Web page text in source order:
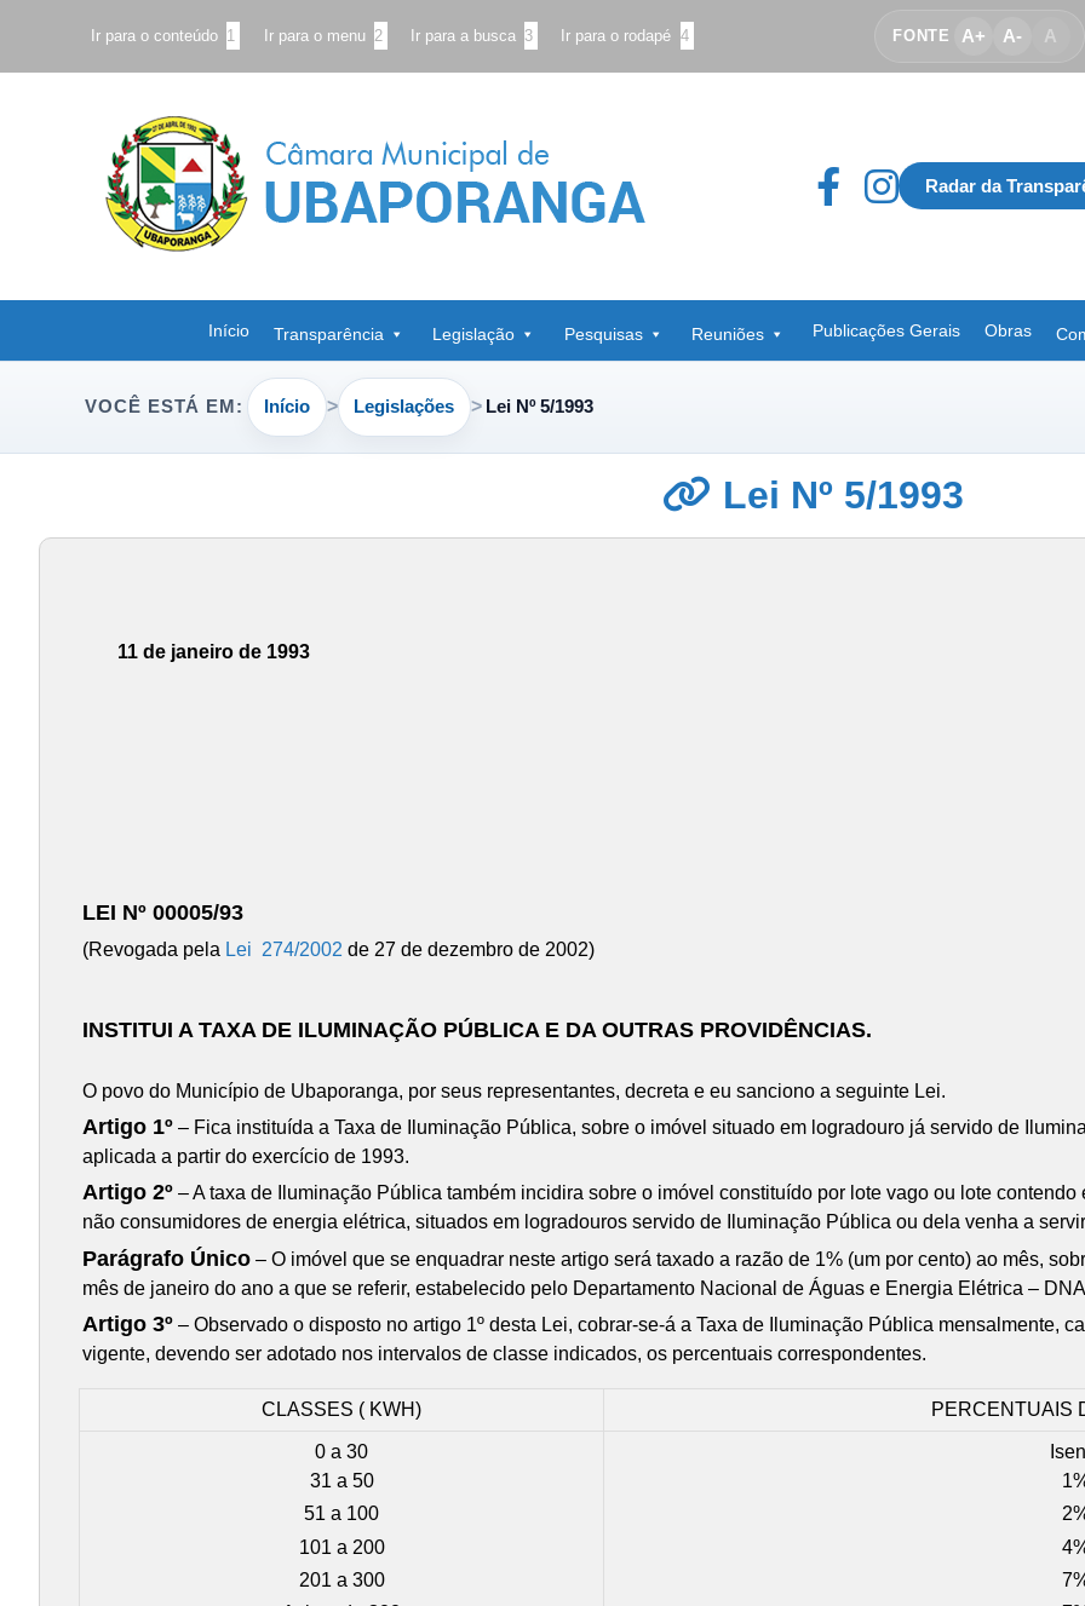
Ir para o conteúdo 1 Ir para o menu 2 Ir para a busca 3 Ir para o rodapé 4 FONTE A+ A- A
Radar da
Início Transparência Legislação Pesquisas Reuniões Publicações Gerais Obras
VOCÊ ESTÁ EM: Início Legislações Lei Nº 5/1993
Lei Nº 5/1993
11 de janeiro de 1993
LEI Nº 00005/93
(Revogada pela Lei 274/2002 de 27 de dezembro de 2002)
INSTITUI A TAXA DE ILUMINAÇÃO PÚBLICA E DA OUTRAS PROVIDÊNCIAS.
O povo do Município de Ubaporanga, por seus representantes, decreta e eu sanciono a seguinte Lei.
Artigo 1º – Fica instituída a Taxa de Iluminação Pública, sobre o imóvel situado em logradouro já servido de
aplicada a partir do exercício de 1993.
Artigo 2º – A taxa de Iluminação Pública também incidira sobre o imóvel constituído por lote vago ou lote
não consumidores de energia elétrica, situados em logradouros servido de Iluminação Pública ou dela venha a
Parágrafo Único – O imóvel que se enquadrar neste artigo será taxado a razão de 1% (um por cento) ao mês,
mês de janeiro do ano a que se referir, estabelecido pelo Departamento Nacional de Águas e Energia Elétrica –
Artigo 3º – Observado o disposto no artigo 1º desta Lei, cobrar-se-á a Taxa de Iluminação Pública mensalmente,
vigente, devendo ser adotado nos intervalos de classe indicados, os percentuais correspondentes.
CLASSES ( KWH) PERCENTUAIS
0 a 30
31 a 50
51 a 100
101 a 200
201 a 300